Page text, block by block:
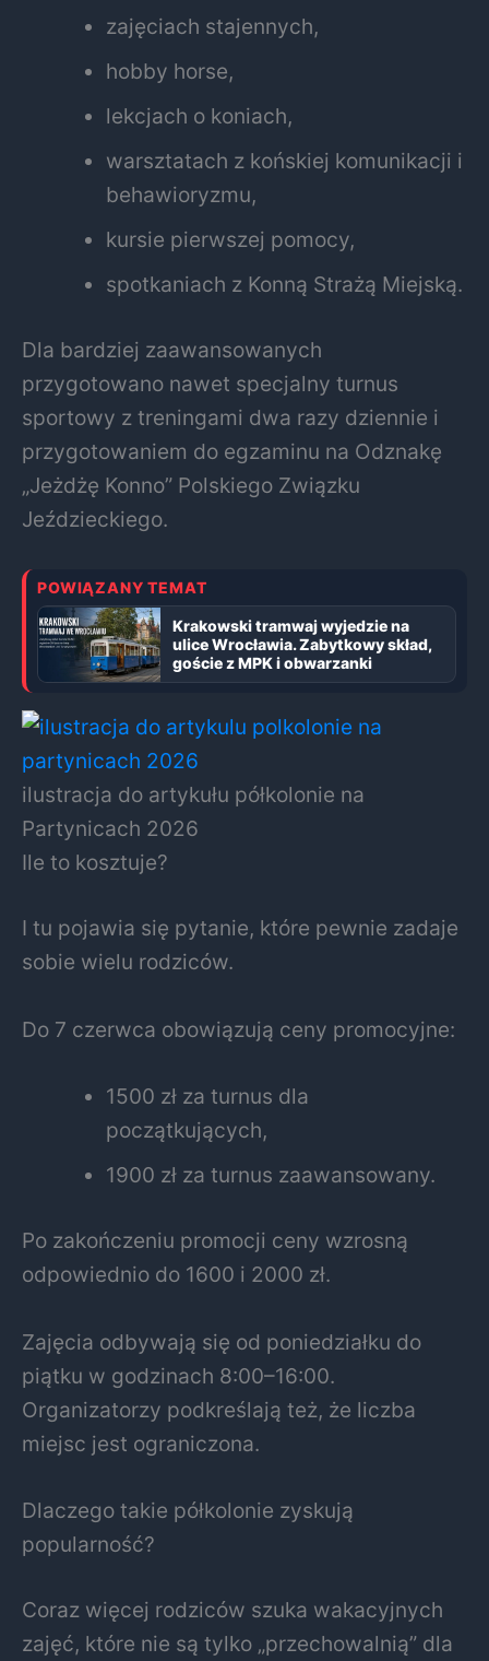
zajęciach stajennych,
hobby horse,
lekcjach o koniach,
warsztatach z końskiej komunikacji i
behawioryzmu,
kursie pierwszej pomocy,
spotkaniach z Konną Strażą Miejską.
Dla bardziej zaawansowanych
przygotowano nawet specjalny turnus
sportowy z treningami dwa razy dziennie i
przygotowaniem do egzaminu na Odznakę
„Jeżdżę Konno” Polskiego Związku
Jeździeckiego.
POWIĄZANY TEMAT
Krakowski tramwaj wyjedzie na
ulice Wrocławia. Zabytkowy skład,
goście z MPK i obwarzanki
ilustracja do artykułu półkolonie na
Partynicach 2026
Ile to kosztuje?
I tu pojawia się pytanie, które pewnie zadaje
sobie wielu rodziców.
Do 7 czerwca obowiązują ceny promocyjne:
1500 zł za turnus dla
początkujących,
1900 zł za turnus zaawansowany.
Po zakończeniu promocji ceny wzrosną
odpowiednio do 1600 i 2000 zł.
Zajęcia odbywają się od poniedziałku do
piątku w godzinach 8:00–16:00.
Organizatorzy podkreślają też, że liczba
miejsc jest ograniczona.
Dlaczego takie półkolonie zyskują
popularność?
Coraz więcej rodziców szuka wakacyjnych
zajęć, które nie są tylko „przechowalnią” dla